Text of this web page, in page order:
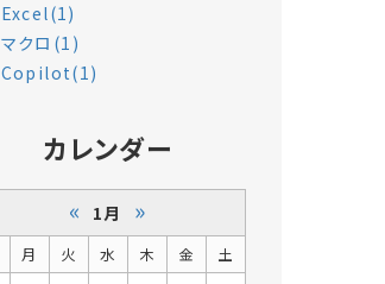
Excel(1)
マクロ(1)
Copilot(1)
カレンダー
« 1月 »
月 火 水 木 金
土